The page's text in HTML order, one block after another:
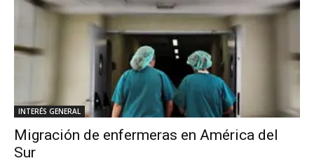
INTERÉS GENERAL
Migración de enfermeras en América del
Sur